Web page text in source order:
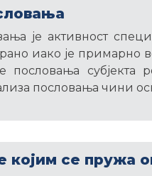
је активност
иако је примарно
пословања субјекта
пословања чини
се пружа